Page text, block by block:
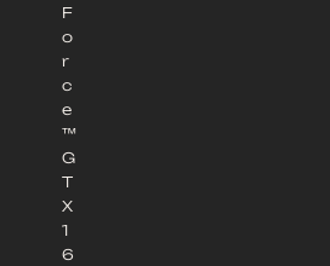
F
o
r
c
e
™
G
T
X
1
6